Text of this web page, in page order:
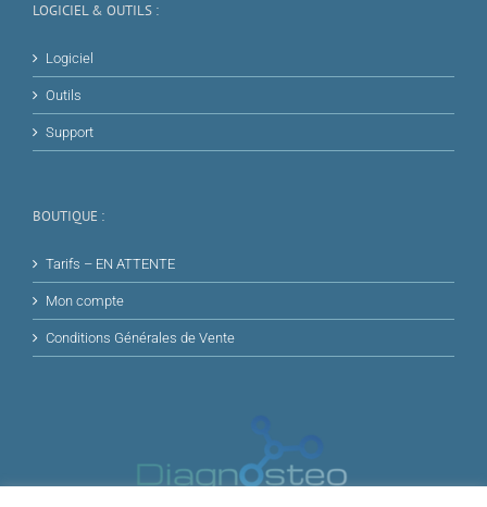
LOGICIEL & OUTILS :
Logiciel
Outils
Support
BOUTIQUE :
Tarifs – EN ATTENTE
Mon compte
Conditions Générales de Vente